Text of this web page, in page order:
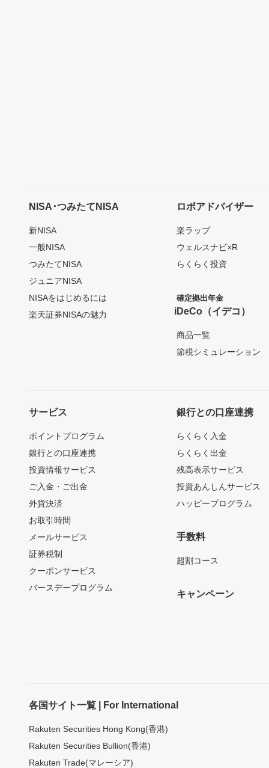
NISA･つみたてNISA
新NISA
一般NISA
つみたてNISA
ジュニアNISA
NISAをはじめるには
楽天証券NISAの魅力
ロボアドバイザー
楽ラップ
ウェルスナビ×R
らくらく投資
確定拠出年金
iDeCo（イデコ）
商品一覧
節税シミュレーション
サービス
ポイントプログラム
銀行との口座連携
投資情報サービス
ご入金・ご出金
外貨決済
お取引時間
メールサービス
証券税制
クーポンサービス
バースデープログラム
銀行との口座連携
らくらく入金
らくらく出金
残高表示サービス
投資あんしんサービス
ハッピープログラム
手数料
超割コース
キャンペーン
各国サイト一覧 | For International
Rakuten Securities Hong Kong(香港)
Rakuten Securities Bullion(香港)
Rakuten Trade(マレーシア)